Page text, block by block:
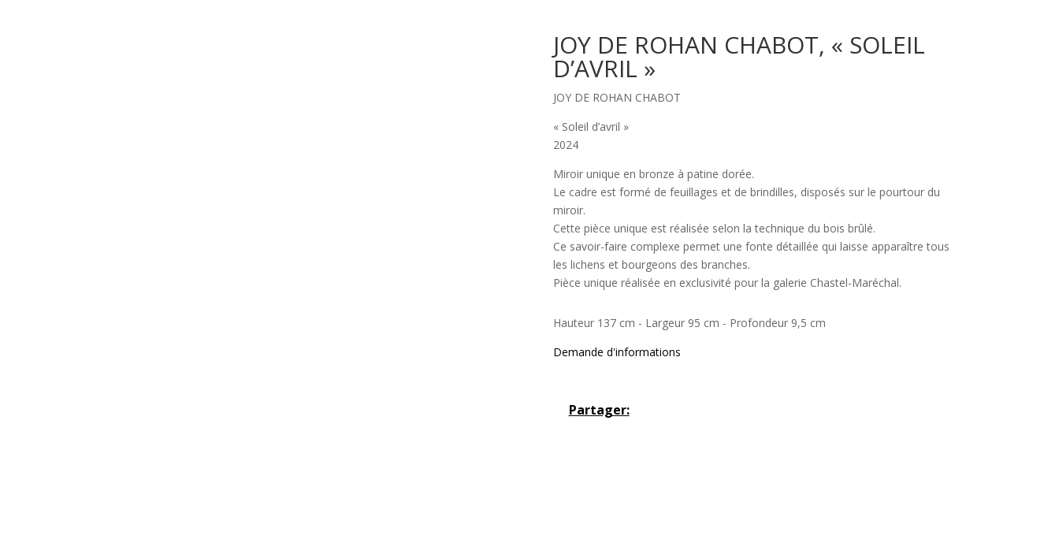
JOY DE ROHAN CHABOT, « SOLEIL
D’AVRIL »
JOY DE ROHAN CHABOT
« Soleil d’avril »
2024
Miroir unique en bronze à patine dorée.
Le cadre est formé de feuillages et de brindilles, disposés sur le pourtour du
miroir.
Cette pièce unique est réalisée selon la technique du bois brûlé.
Ce savoir-faire complexe permet une fonte détaillée qui laisse apparaître tous
les lichens et bourgeons des branches.
Pièce unique réalisée en exclusivité pour la galerie Chastel-Maréchal.
Hauteur 137 cm - Largeur 95 cm - Profondeur 9,5 cm
Demande d'informations
Partager: